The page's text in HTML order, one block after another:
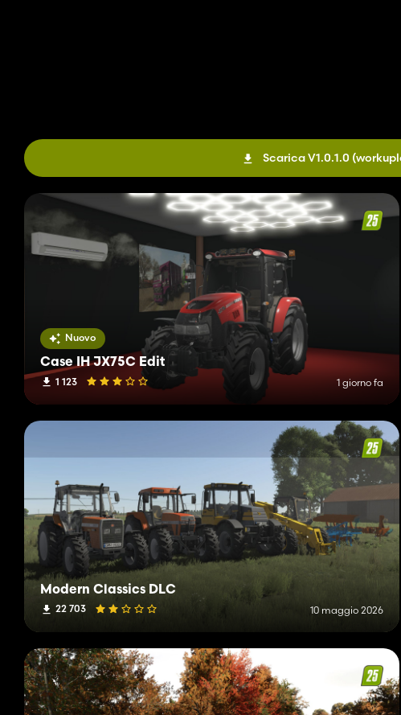
Scarica V1.0.1.0
Nuovo
Case IH JX75C Edit
1 123 1 giorno fa
Modern Classics DLC
22 703 10 maggio 2026